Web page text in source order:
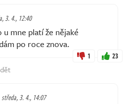
3. 4., 12:40
mne platí že nějaké
po roce znova.
1 23
středa, 3. 4., 14:07